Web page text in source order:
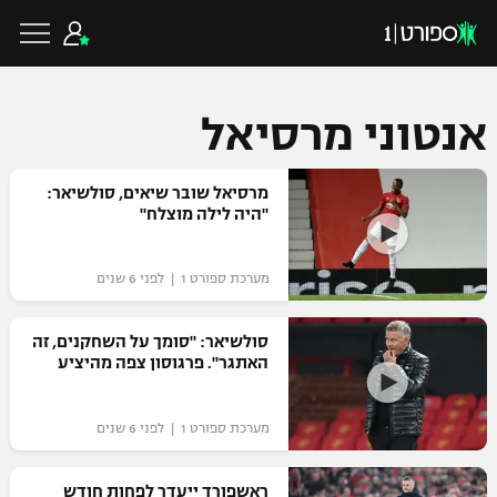
כדורגל ישראלי
ליגת העל
גביע הטוטו
ליגיונרים
גביע המדינה
כדורגל עולמי
ליגת האלופות
ליגה אירופית
ליגה אנגלית
כדורסל ישראלי
ליגת ווינר סל
ליגה לאומית
כדורסל עולמי
NBA
אנטוני מרסיאל
מרסיאל שובר שיאים, סולשיאר:
"היה לילה מוצלח"
מערכת ספורט 1 | לפני 6 שנים
סולשיאר: "סומך על השחקנים, זה
האתגר". פרגוסון צפה מהיציע
מערכת ספורט 1 | לפני 6 שנים
ראשפורד ייעדר לפחות חודש